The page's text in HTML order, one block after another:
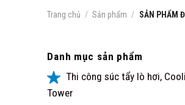
Trang chủ / Sản phẩm / SẢN PHẨM
Danh mục sản phẩm
Thi công súc tẩy lò hơi,
Tower